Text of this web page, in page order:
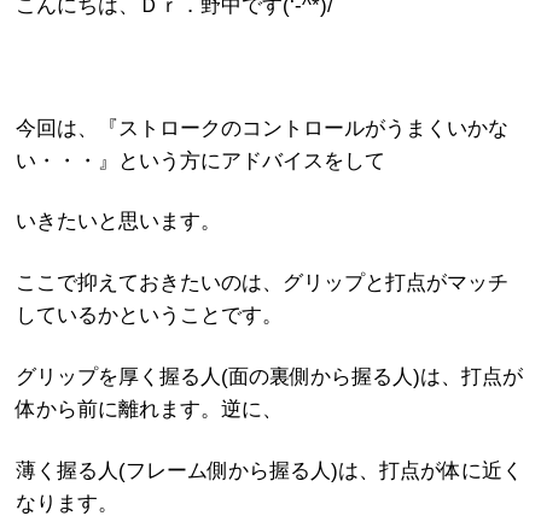
こんにちは、 Ｄｒ．野中です(‘-^*)/
今回は、『ストロークのコントロールがうまくいかな
い・・・』という方にアドバイスをして
いきたいと思います。
ここで抑えておきたいのは、グリップと打点がマッチ
しているかということです。
グリップを厚く握る人(面の裏側から握る人)は、打点が
体から前に離れます。逆に、
薄く握る人(フレーム側から握る人)は、打点が体に近く
なります。